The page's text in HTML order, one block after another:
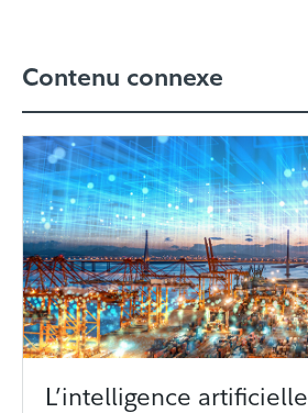
Contenu connexe
L’intelligence artificielle